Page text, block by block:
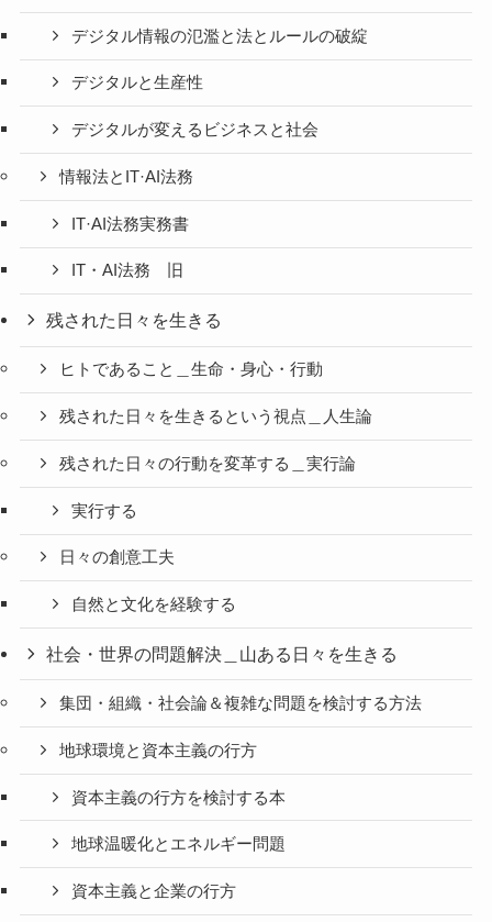
デジタル情報の氾濫と法とルールの破綻
デジタルと生産性
デジタルが変えるビジネスと社会
情報法とIT·AI法務
IT·AI法務実務書
IT・AI法務 旧
残された日々を生きる
ヒトであること＿生命・身心・行動
残された日々を生きるという視点＿人生論
残された日々の行動を変革する＿実行論
実行する
日々の創意工夫
自然と文化を経験する
社会・世界の問題解決＿山ある日々を生きる
集団・組織・社会論＆複雑な問題を検討する方法
地球環境と資本主義の行方
資本主義の行方を検討する本
地球温暖化とエネルギー問題
資本主義と企業の行方